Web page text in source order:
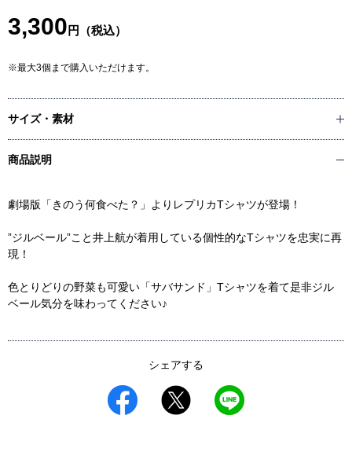
3,300 円（税込）
※最大3個まで購入いただけます。
サイズ・素材
商品説明
劇場版「きのう何食べた？」よりレプリカTシャツが登場！
”ジルベール”こと井上航が着用している個性的なTシャツを忠実に再
現！
色とりどりの野菜も可愛い「サバサンド」Tシャツを着て是非ジル
ベール気分を味わってください♪
シェアする